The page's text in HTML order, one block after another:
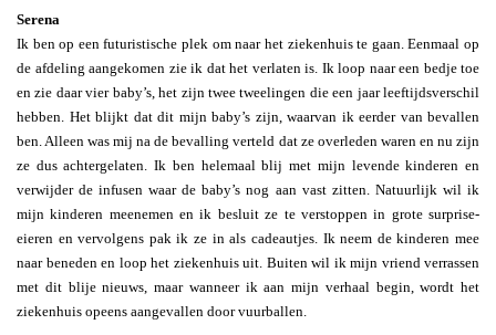
Serena
Ik ben op een futuristische plek om naar het ziekenhuis te gaan. Eenmaal op
de afdeling aangekomen zie ik dat het verlaten is. Ik loop naar een bedje toe
en zie daar vier baby’s, het zijn twee tweelingen die een jaar leeftijdsverschil
hebben. Het blijkt dat dit mijn baby’s zijn, waarvan ik eerder van bevallen
ben. Alleen was mij na de bevalling verteld dat ze overleden waren en nu zijn
ze dus achtergelaten. Ik ben helemaal blij met mijn levende kinderen en
verwijder de infusen waar de baby’s nog aan vast zitten. Natuurlijk wil ik
mijn kinderen meenemen en ik besluit ze te verstoppen in grote surprise-
eieren en vervolgens pak ik ze in als cadeautjes. Ik neem de kinderen mee
naar beneden en loop het ziekenhuis uit. Buiten wil ik mijn vriend verrassen
met dit blije nieuws, maar wanneer ik aan mijn verhaal begin, wordt het
ziekenhuis opeens aangevallen door vuurballen.